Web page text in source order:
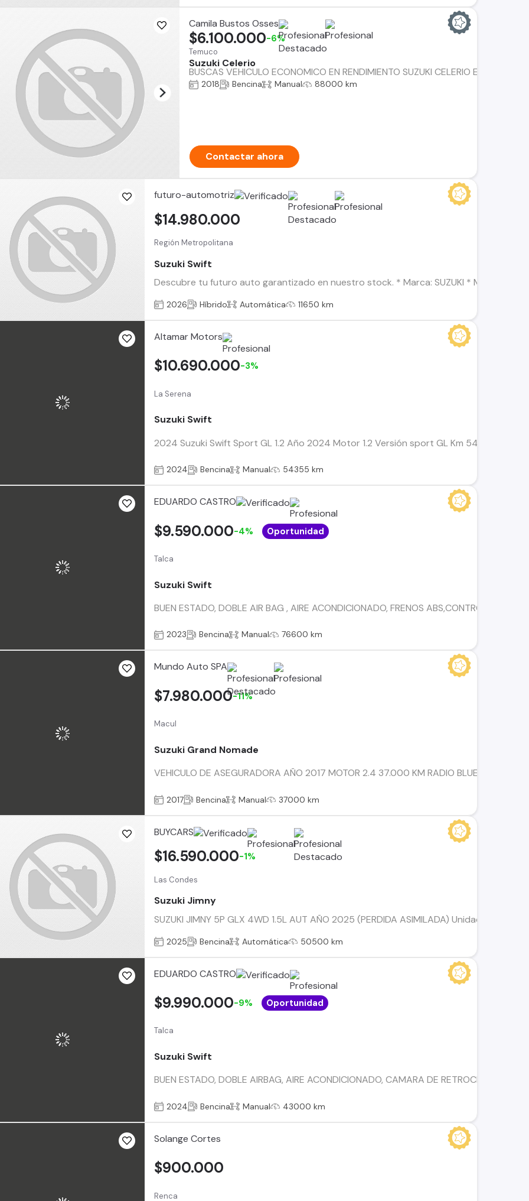
Camila Bustos Osses
Temuco
Suzuki Celerio
BUSCAS VEHICULO ECONOMICO EN RENDIMIENTO SUZUKI CELERIO ES EL
$6.100.000-6%
2018 Bencina Manual 88000 km
Contactar ahora
futuro-automotriz
Región Metropolitana
Suzuki Swift
Descubre tu futuro auto garantizado en nuestro stock. * Marca: SUZUKI * Modelo:
$14.980.000
2026 Híbrido Automática 11650 km
Altamar Motors
La Serena
Suzuki Swift
2024 Suzuki Swift Sport GL 1.2 Año 2024 Motor 1.2 Versión sport GL Km 54.355
$10.690.000-3%
2024 Bencina Manual 54355 km
EDUARDO CASTRO
Talca
Suzuki Swift
BUEN ESTADO, DOBLE AIR BAG , AIRE ACONDICIONADO, FRENOS ABS,CONTROL DE
$9.590.000-4% Oportunidad
2023 Bencina Manual 76600 km
Mundo Auto SPA
Macul
Suzuki Grand Nomade
VEHICULO DE ASEGURADORA AÑO 2017 MOTOR 2.4 37.000 KM RADIO BLUETHOOT
$7.980.000-11%
2017 Bencina Manual 37000 km
BUYCARS
Las Condes
Suzuki Jimny
SUZUKI JIMNY 5P GLX 4WD 1.5L AUT AÑO 2025 (PERDIDA ASIMILADA) Unidad
$16.590.000-1%
2025 Bencina Automática 50500 km
EDUARDO CASTRO
Talca
Suzuki Swift
BUEN ESTADO, DOBLE AIRBAG, AIRE ACONDICIONADO, CAMARA DE RETROCESO,
$9.990.000-9% Oportunidad
2024 Bencina Manual 43000 km
Solange Cortes
Renca
$900.000